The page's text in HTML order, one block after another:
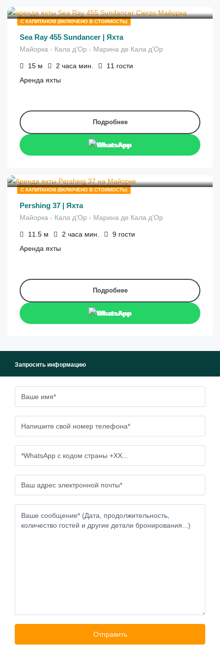
С КАПИТАНОМ (ВКЛЮЧЕНО В СТОИМОСТЬ)
Sea Ray 455 Sundancer | Яхта
Майорка - Кала д'Ор - Марина де Кала д'Ор
15 м 2 часа мин. 11 гости
Аренда яхты
Подробнее
WhatsApp
С КАПИТАНОМ (ВКЛЮЧЕНО В СТОИМОСТЬ)
Pershing 37 | Яхта
Майорка - Кала д'Ор - Марина де Кала д'Ор
11.5 м 2 часа мин. 9 гости
Аренда яхты
Подробнее
WhatsApp
Запросить информацию